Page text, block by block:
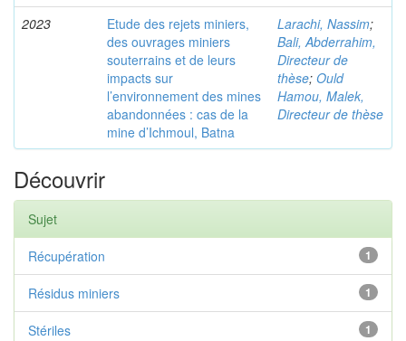
2023
Etude des rejets miniers,
des ouvrages miniers
souterrains et de leurs
impacts sur
l’environnement des mines
abandonnées : cas de la
mine d’Ichmoul, Batna
Larachi, Nassim;
Bali, Abderrahim,
Directeur de
thèse; Ould
Hamou, Malek,
Directeur de thèse
Découvrir
Sujet
1
Récupération
1
Résidus miniers
1
Stériles